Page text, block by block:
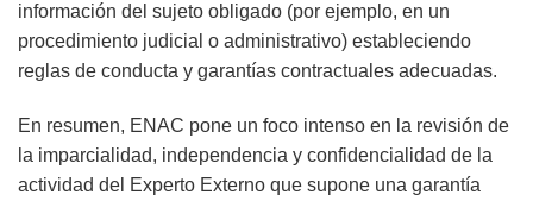
información del sujeto obligado (por ejemplo, en un
procedimiento judicial o administrativo) estableciendo
reglas de conducta y garantías contractuales adecuadas.
En resumen, ENAC pone un foco intenso en la revisión de
la imparcialidad, independencia y confidencialidad de la
actividad del Experto Externo que supone una garantía